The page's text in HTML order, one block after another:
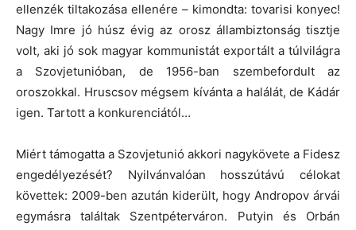
ellenzék tiltakozása ellenére – kimondta: tovarisi konyec!
Nagy Imre jó húsz évig az orosz állambiztonság tisztje
volt, aki jó sok magyar kommunistát exportált a túlvilágra
a Szovjetunióban, de 1956-ban szembefordult az
oroszokkal. Hruscsov mégsem kívánta a halálát, de Kádár
igen. Tartott a konkurenciától…
Miért támogatta a Szovjetunió akkori nagykövete a Fidesz
engedélyezését? Nyilvánvalóan hosszútávú célokat
követtek: 2009-ben azután kiderült, hogy Andropov árvái
egymásra találtak Szentpéterváron. Putyin és Orbán